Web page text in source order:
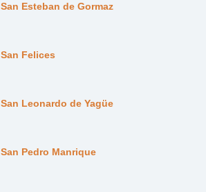
San Esteban de Gormaz
San Felices
San Leonardo de Yagüe
San Pedro Manrique